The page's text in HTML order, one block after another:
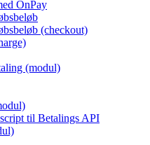
OnPay
(checkout)
(modul)
til Betalings API